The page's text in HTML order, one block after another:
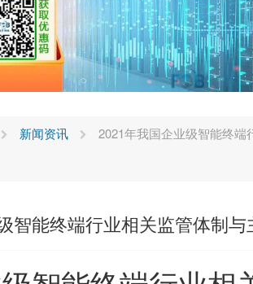
新闻资讯 2021年我国企业级智能终端
智能终端行业相关监管体制与